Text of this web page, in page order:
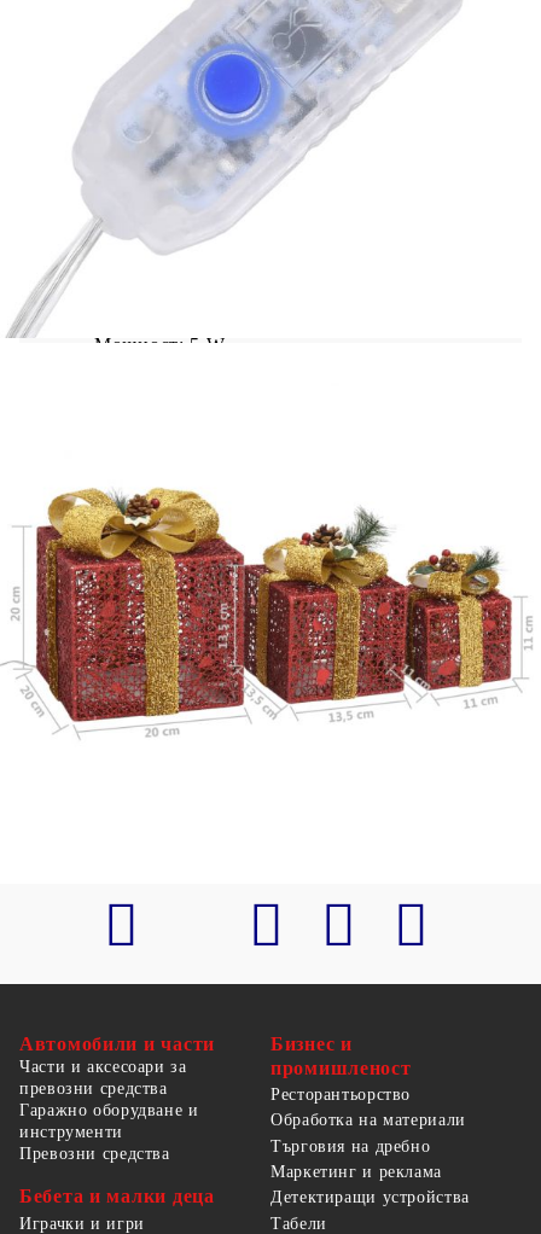
Цвят: Червено и златно
Цвят на светлината: Студено бяла
Материал: Плат
Размери (L): 20 x 20 x 20 см (Д х Ш х В)
Размери (M): 13,5 x 13,5 x 13,5 см (Д x Ш x
В)
Размери (S): 11 x 11 x 11 см (Д x Ш x В)
Мощност: 5 W
За употреба на закрито и открито
Доставката съдържа:
3 x Подаръчни кутии
Този продукт се захранва с DC 5V, но
сертифицираният 5V USB източник на
захранване не е включен в комплекта. По-
високото напрежение може да доведе до
прегряване на устройството и да доведе до
повреда на устройството и потенциален риск от
Автомобили и части
Части и аксесоари за
превозни средства
Гаражно оборудване и
инструменти
Превозни средства
Бебета и малки деца
Играчки и игри
Бизнес и
промишленост
Ресторантьорство
Обработка на материали
Търговия на дребно
Маркетинг и реклама
Детектиращи устройства
Табели